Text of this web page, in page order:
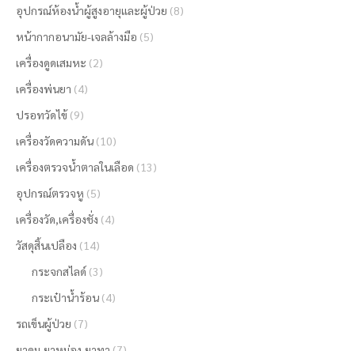
อุปกรณ์ห้องน้ำผู้สูงอายุและผู้ป่วย (8)
หน้ากากอนามัย-เจลล้างมือ (5)
เครื่องดูดเสมหะ (2)
เครื่องพ่นยา (4)
ปรอทวัดไข้ (9)
เครื่องวัดความดัน (10)
เครื่องตรวจน้ำตาลในเลือด (13)
อุปกรณ์ตรวจหู (5)
เครื่องวัด,เครื่องชั่ง (4)
วัสดุสิ้นเปลือง (14)
กระจกสไลด์ (3)
กระเป๋าน้ำร้อน (4)
รถเข็นผู้ป่วย (7)